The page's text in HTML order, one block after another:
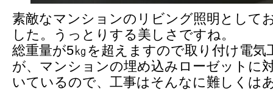
素敵なマンションのリビング照明として
した。うっとりする美しさですね。
総重量が5㎏を超えますので取り付け電気
が、マンションの埋め込みローゼットに
いているので、工事はそんなに難しくは